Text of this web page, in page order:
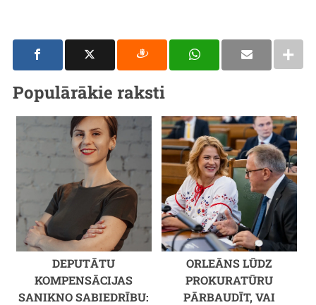
Populārākie raksti
DEPUTĀTU
KOMPENSĀCIJAS
SANIKNO SABIEDRĪBU:
ORLEĀNS LŪDZ
PROKURATŪRU
PĀRBAUDĪT, VAI